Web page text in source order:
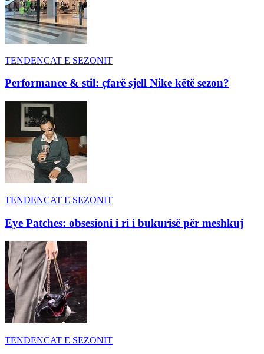
TENDENCAT E SEZONIT
Performance & stil: çfarë sjell Nike këtë sezon?
TENDENCAT E SEZONIT
Eye Patches: obsesioni i ri i bukurisë për meshkuj
TENDENCAT E SEZONIT